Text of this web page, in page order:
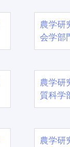
農学
会学部
農学
質科学
農学